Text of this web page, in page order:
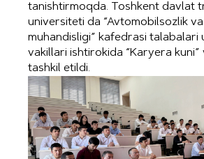
tanishtirmoqda. Toshkent davlat
universiteti da “Avtomobilsozlik
muhandisligi” kafedrasi talabalari
vakillari ishtirokida “Karyera kuni”
tashkil etildi.